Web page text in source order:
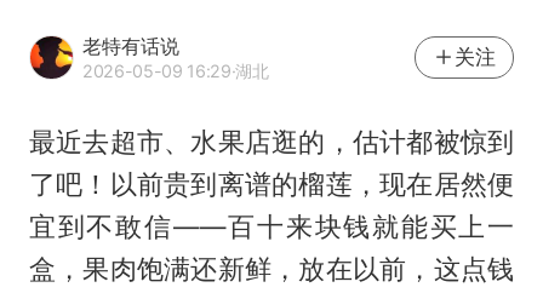
老特有话说
2026-05-09 16:29·湖北
关注
最近去超市、水果店逛的，估计都被惊到
了吧！以前贵到离谱的榴莲，现在居然便
宜到不敢信——百十来块钱就能买上一
盒，果肉饱满还新鲜，放在以前，这点钱